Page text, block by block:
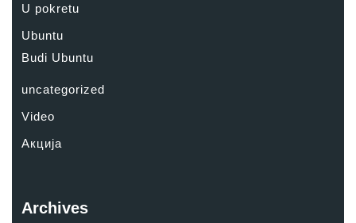
U pokretu
Ubuntu
Budi Ubuntu
uncategorized
Video
Акција
Archives